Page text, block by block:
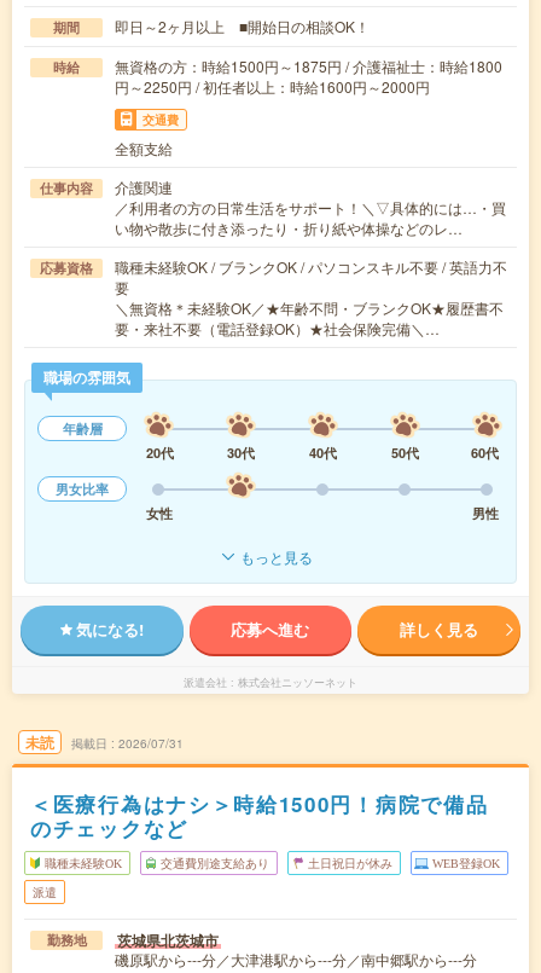
期間 即日～2ヶ月以上 ■開始日の相談OK！
時給
無資格の方：時給1500円～1875円 / 介護福祉士：時給1800
円～2250円 / 初任者以上：時給1600円～2000円
交通費
全額支給
仕事内容
介護関連
／利用者の方の日常生活をサポート！＼▽具体的には…・買
い物や散歩に付き添ったり・折り紙や体操などのレ…
応募資格
職種未経験OK / ブランクOK / パソコンスキル不要 / 英語力不
要
＼無資格＊未経験OK／★年齢不問・ブランクOK★履歴書不
要・来社不要（電話登録OK）★社会保険完備＼…
職場の雰囲気
年齢層
20代
30代 40代 50代
60代
男女比率
女性
男性
もっと見る
気になる! 応募へ進む 詳しく見る
派遣会社 株式会社ニッソーネット
未読 掲載日 2026/07/31
＜医療行為はナシ＞時給1500円！病院で備品
のチェックなど
職種未経験OK 交通費別途支給あり 土日祝日が休み WEB登録OK
派遣
勤務地 茨城県北茨城市
磯原駅から---分／大津港駅から---分／南中郷駅から---分